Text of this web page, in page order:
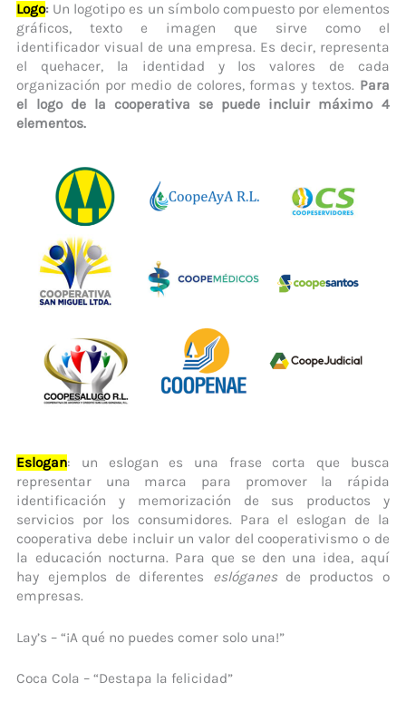
Logo: Un logotipo es un símbolo compuesto por elementos
gráficos, texto e imagen que sirve como el
identificador visual de una empresa. Es decir, representa
el quehacer, la identidad y los valores de cada
organización por medio de colores, formas y textos. Para
el logo de la cooperativa se puede incluir máximo 4
elementos.
Eslogan: un eslogan es una frase corta que busca
representar una marca para promover la rápida
identificación y memorización de sus productos y
servicios por los consumidores. Para el eslogan de la
cooperativa debe incluir un valor del cooperativismo o de
la educación nocturna. Para que se den una idea, aquí
hay ejemplos de diferentes eslóganesde productos o
empresas.
Lay’s – “¡A qué no puedes comer solo una!”
Coca Cola – “Destapa la felicidad”